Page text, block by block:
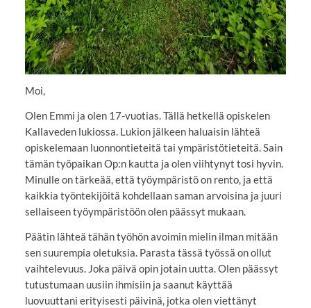
Moi,
Olen Emmi ja olen 17-vuotias. Tällä hetkellä opiskelen
Kallaveden lukiossa. Lukion jälkeen haluaisin lähteä
opiskelemaan luonnontieteitä tai ympäristötieteitä. Sain
tämän työpaikan Op:n kautta ja olen viihtynyt tosi hyvin.
Minulle on tärkeää, että työympäristö on rento, ja että
kaikkia työntekijöitä kohdellaan saman arvoisina ja juuri
sellaiseen työympäristöön olen päässyt mukaan.
Päätin lähteä tähän työhön avoimin mielin ilman mitään
sen suurempia oletuksia. Parasta tässä työssä on ollut
vaihtelevuus. Joka päivä opin jotain uutta. Olen päässyt
tutustumaan uusiin ihmisiin ja saanut käyttää
luovuuttani erityisesti päivinä, jotka olen viettänyt